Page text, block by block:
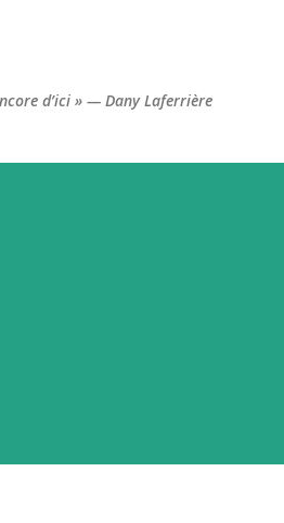
d’ici » — Dany Laferrière